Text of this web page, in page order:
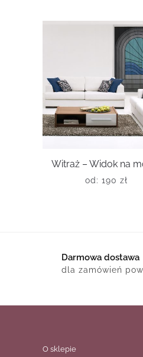
Witraż – Widok na
od: 190 zł
Darmowa dostawa
dla zamówień
O sklepie